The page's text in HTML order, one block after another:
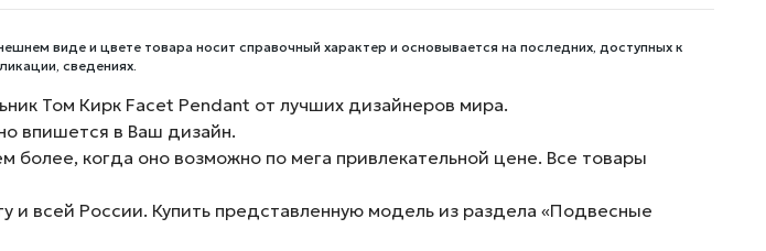
виде и цвете товара носит справочный характер и основывается на последних, доступных к
сведениях.
Том Кирк Facet Pendant от лучших дизайнеров мира.
впишется в Ваш дизайн.
когда оно возможно по мега привлекательной цене. Все товары
и всей России. Купить представленную модель из раздела «Подвесные